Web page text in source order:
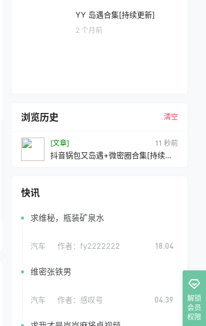
YY 岛遇合集[持续更新]
2 个月前
浏览历史 清空
[文章] 12 秒前
抖音锅包又岛遇+微密圈合集[持续更
快讯
求维秘，瓶装矿泉水
汽车 作者： fy2222222 18:04
维密张铁男
汽车 作者： 感叹号 04:39
解锁
会员
权限